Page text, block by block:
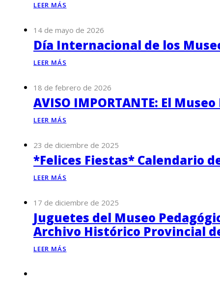
LEER MÁS
14 de mayo de 2026
Día Internacional de los
LEER MÁS
18 de febrero de 2026
AVISO IMPORTANTE: El
LEER MÁS
23 de diciembre de 2025
*Felices Fiestas* Calendario
LEER MÁS
17 de diciembre de 2025
Juguetes del Museo
Archivo Histórico Provincial
LEER MÁS